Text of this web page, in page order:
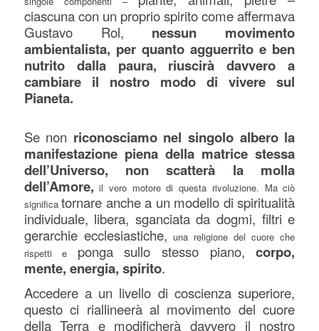
ciascuna con un proprio spirito come affermava
Gustavo Rol, nessun movimento
ambientalista, per quanto agguerrito e ben
nutrito dalla paura, riuscirà davvero a
cambiare il nostro modo di vivere sul
Pianeta.
Se non riconosciamo nel singolo albero la
manifestazione piena della matrice stessa
dell’Universo, non scatterà la molla
dell’Amore, il vero motore di questa rivoluzione. Ma ciò
significatornare anche a un modello di spiritualità
individuale, libera, sganciata da dogmi, filtri e
gerarchie ecclesiastiche, una religione del cuore che
rispetti e ponga sullo stesso piano,corpo,
mente, energia, spirito.
Accedere a un livello di coscienza superiore,
questo ci riallineerà al movimento del cuore
della Terra e modificherà davvero il nostro